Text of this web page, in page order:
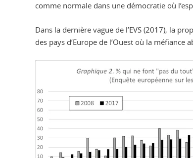
comme normale dans une démocratie où
Dans la dernière vague de l’EVS (2017), la
des pays d’Europe de l’Ouest où la